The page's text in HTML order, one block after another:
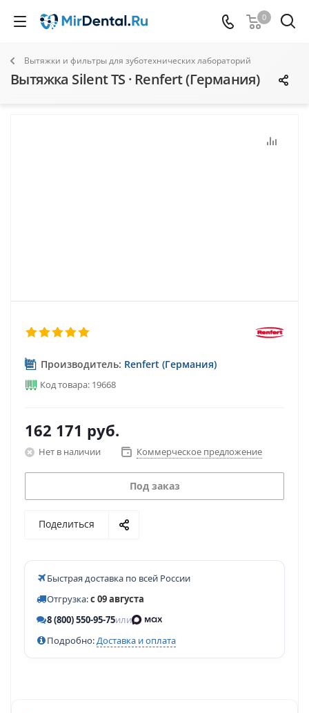
0
Вытяжки и фильтры для зуботехнических лабораторий
Вытяжка Silent TS · Renfert (Германия)
Производитель: Renfert (Германия)
Код товара: 19668
162 171 руб.
Нет в наличии Коммерческое предложение
Под заказ
Поделиться
Быстрая доставка по всей России
Отгрузка:с 09 августа
8 (800) 550-95-75или
Подробно:Доставка и оплата